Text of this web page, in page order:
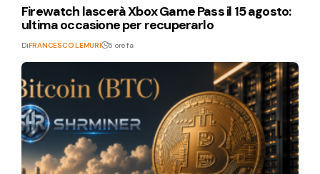
Firewatch lascerà Xbox Game Pass il 15 agosto:
ultima occasione per recuperarlo
DiFRANCESCO LEMURI 5 ore fa